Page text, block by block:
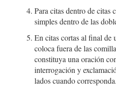
Para citas dentro de citas
simples dentro de las
En citas cortas al final de
coloca fuera de las
constituya una oración
interrogación y
lados cuando corresponda.